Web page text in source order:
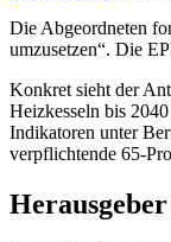
Die Abgeordneten
umzusetzen“. Die
Konkret sieht der
Heizkesseln bis
Indikatoren unter
verpflichtende 65-
Herausgeber